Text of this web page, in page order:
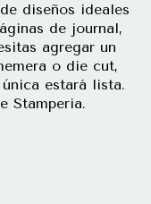
diseños ideales
de journal,
agregar un
o die cut,
estará lista.
Stamperia.